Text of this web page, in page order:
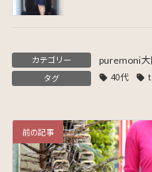
カテゴリー puremoni
タグ 40代
前の記事